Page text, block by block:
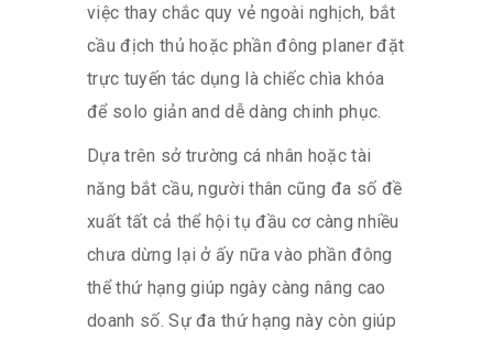
việc thay chắc quy vẻ ngoài nghịch, bắt
cầu địch thủ hoặc phần đông planer đặt
trực tuyến tác dụng là chiếc chìa khóa
để solo giản and dễ dàng chinh phục.
Dựa trên sở trường cá nhân hoặc tài
năng bắt cầu, người thân cũng đa số đề
xuất tất cả thể hội tụ đầu cơ càng nhiều
chưa dừng lại ở ấy nữa vào phần đông
thể thứ hạng giúp ngày càng nâng cao
doanh số. Sự đa thứ hạng này còn giúp